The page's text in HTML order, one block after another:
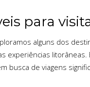
para
alguns dos
experiências
busca de viagens